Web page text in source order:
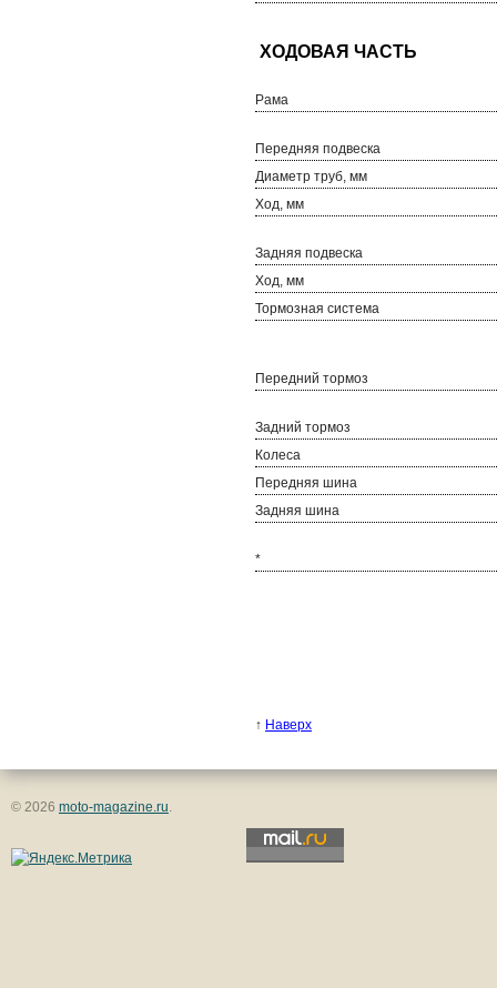
Рама
Передняя подвеска
Диаметр труб, мм
Ход, мм
Задняя подвеска
Ход, мм
Тормозная система
Передний тормоз
Задний тормоз
Колеса
Передняя шина
Задняя шина
*
↑ Наверх
© 2026 moto-magazine.ru